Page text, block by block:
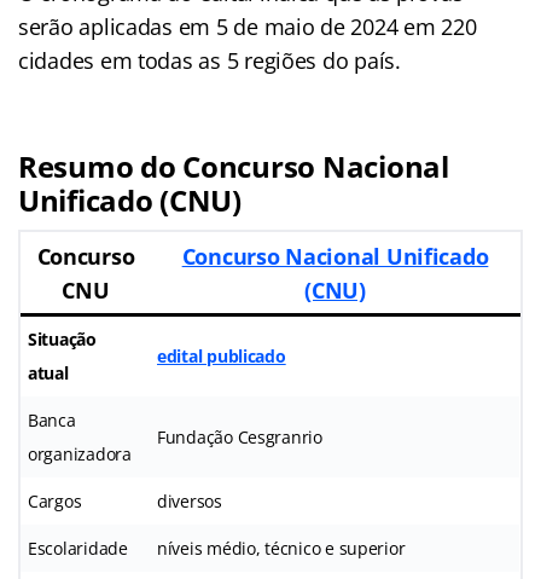
serão aplicadas em 5 de maio de 2024 em 220
cidades em todas as 5 regiões do país.
Resumo do Concurso Nacional
Unificado (CNU)
Concurso
CNU
Concurso Nacional Unificado
(CNU)
Situação
atual
edital publicado
Banca
organizadora
Fundação Cesgranrio
Cargos diversos
Escolaridade níveis médio, técnico e superior